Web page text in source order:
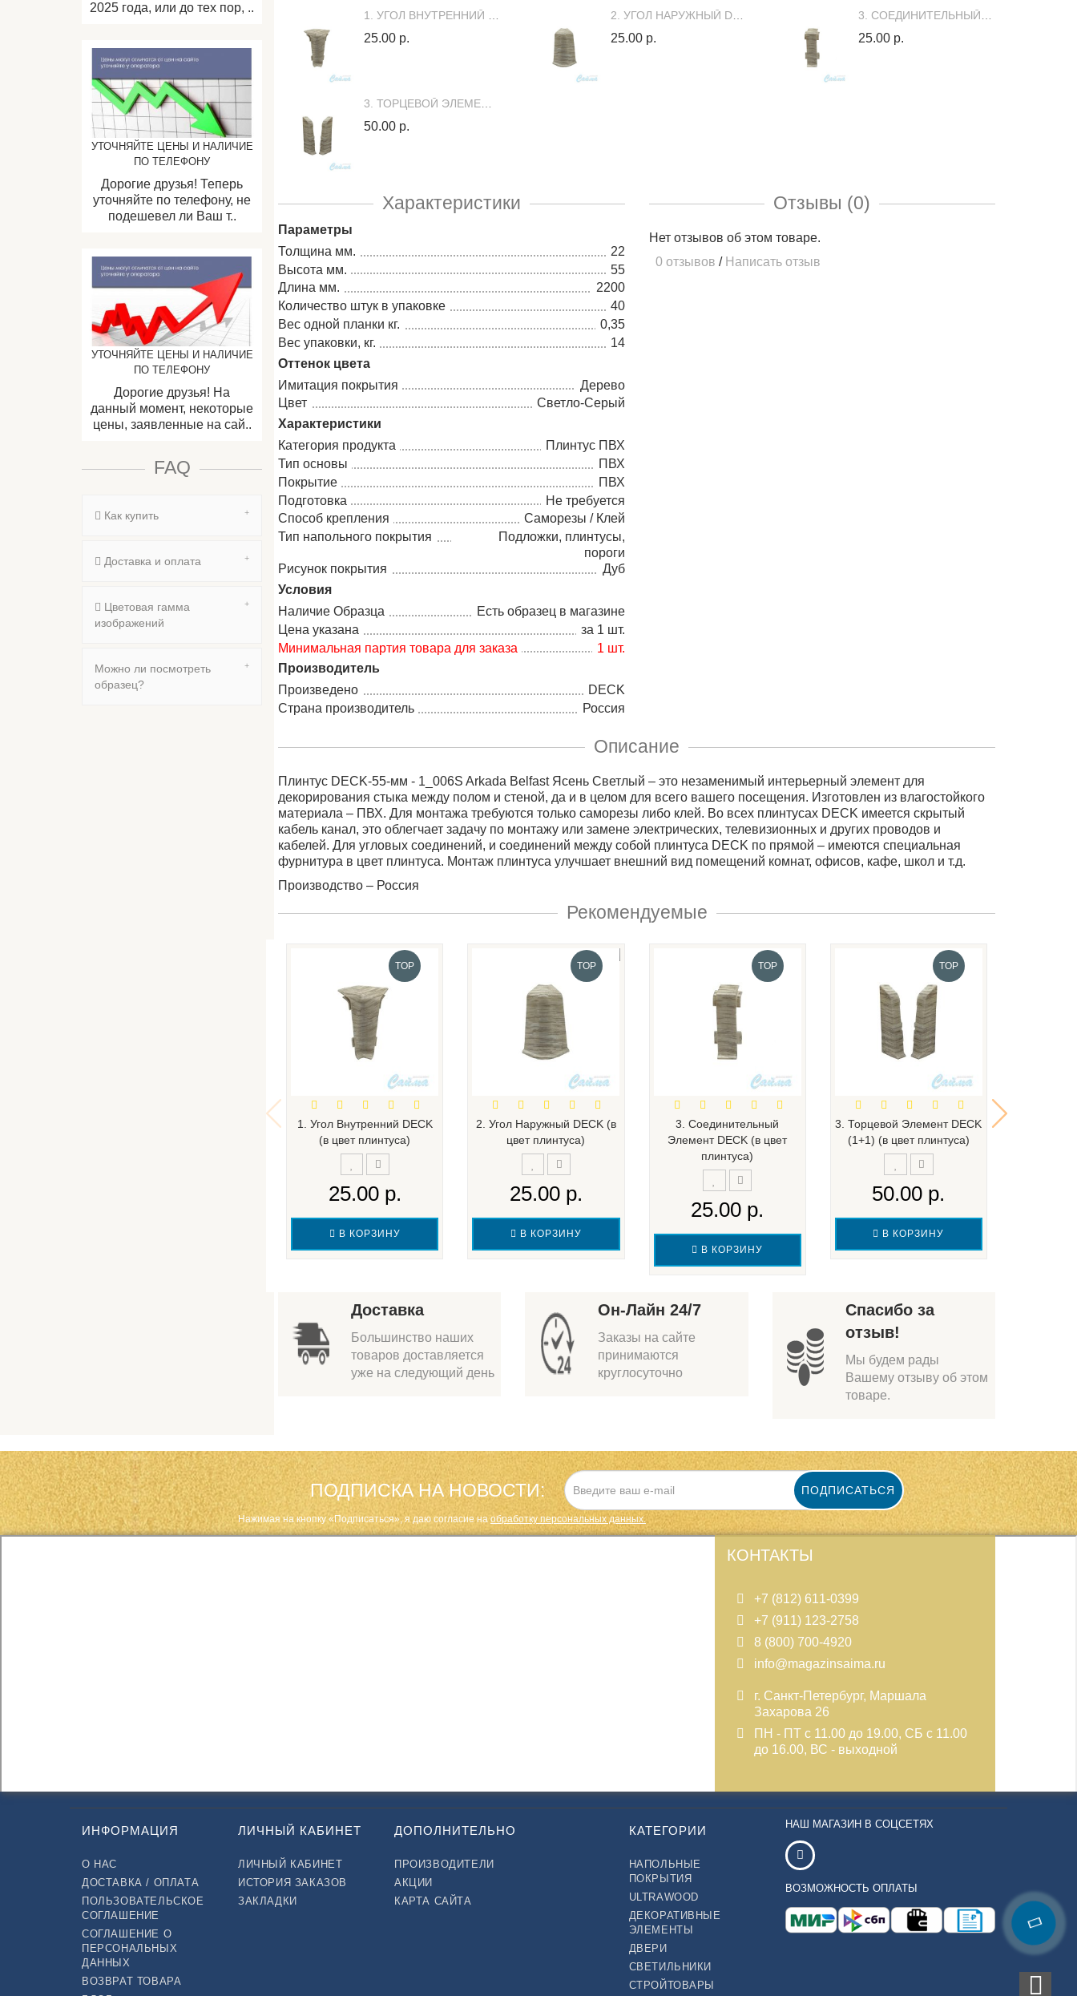
2025 года, или до тех пор, ..
УТОЧНЯЙТЕ ЦЕНЫ И НАЛИЧИЕ
ПО ТЕЛЕФОНУ
Дорогие друзья! Теперь
уточняйте по телефону, не
подешевел ли Ваш т..
УТОЧНЯЙТЕ ЦЕНЫ И НАЛИЧИЕ
ПО ТЕЛЕФОНУ
Дорогие друзья! На
данный момент, некоторые
цены, заявленные на сай..
FAQ
Как купить
Доставка и оплата
Цветовая гамма
изображений
Можно ли посмотреть
образец?
25.00 р. 25.00 р. 25.00 р.
50.00 р.
Характеристики
Параметры
Толщина мм.
22
Высота мм.
55
Длина мм.
2200
Количество штук в упаковке
40
Вес одной планки кг.
0,35
Вес упаковки, кг.
14
Оттенок цвета
Имитация покрытия
Дерево
Цвет
Светло-Серый
Характеристики
Категория продукта
Плинтус ПВХ
Тип основы
ПВХ
Покрытие
ПВХ
Подготовка
Не требуется
Способ крепления
Саморезы / Клей
Тип напольного покрытия
Подложки, плинтусы,
пороги
Рисунок покрытия
Дуб
Условия
Наличие Образца
Есть образец в магазине
Цена указана
за 1 шт.
Минимальная партия товара для заказа
1 шт.
Производитель
Произведено
DECK
Страна производитель
Россия
Отзывы (0)
Нет отзывов об этом товаре.
0 отзывов / Написать отзыв
Описание
Плинтус DECK-55-мм - 1_006S Arkada Belfast Ясень Светлый – это незаменимый интерьерный элемент для
декорирования стыка между полом и стеной, да и в целом для всего вашего посещения. Изготовлен из влагостойкого
материала – ПВХ. Для монтажа требуются только саморезы либо клей. Во всех плинтусах DECK имеется скрытый
кабель канал, это облегчает задачу по монтажу или замене электрических, телевизионных и других проводов и
кабелей. Для угловых соединений, и соединений между собой плинтуса DECK по прямой – имеются специальная
фурнитура в цвет плинтуса. Монтаж плинтуса улучшает внешний вид помещений комнат, офисов, кафе, школ и т.д.
Производство – Россия
Рекомендуемые
TOP
1. Угол Внутренний DECK
(в цвет плинтуса)
25.00 р.
В КОРЗИНУ
TOP
2. Угол Наружный DECK (в
цвет плинтуса)
25.00 р.
В КОРЗИНУ
TOP
3. Соединительный
Элемент DECK (в цвет
плинтуса)
25.00 р.
В КОРЗИНУ
TOP
3. Торцевой Элемент DECK
(1+1) (в цвет плинтуса)
50.00 р.
В КОРЗИНУ
Доставка
Большинство наших
товаров доставляется
уже на следующий день
Он-Лайн 24/7
Заказы на сайте
принимаются
круглосуточно
Спасибо за
отзыв!
Мы будем рады
Вашему отзыву об этом
товаре.
ПОДПИСКА НА НОВОСТИ: ПОДПИСАТЬСЯ
Нажимая на кнопку «Подписаться», я даю cогласие наобработку персональных данных.
КОНТАКТЫ
+7 (812) 611-0399
+7 (911) 123-2758
8 (800) 700-4920
info@magazinsaima.ru
г. Санкт-Петербург, Маршала
Захарова 26
ПН - ПТ с 11.00 до 19.00, СБ с 11.00
до 16.00, ВС - выходной
ИНФОРМАЦИЯ
О НАС
ДОСТАВКА / ОПЛАТА
ПОЛЬЗОВАТЕЛЬСКОЕ
СОГЛАШЕНИЕ
СОГЛАШЕНИЕ О
ПЕРСОНАЛЬНЫХ
ДАННЫХ
ВОЗВРАТ ТОВАРА
ЛИЧНЫЙ КАБИНЕТ
ЛИЧНЫЙ КАБИНЕТ
ИСТОРИЯ ЗАКАЗОВ
ЗАКЛАДКИ
ДОПОЛНИТЕЛЬНО
ПРОИЗВОДИТЕЛИ
АКЦИИ
КАРТА САЙТА
КАТЕГОРИИ
НАПОЛЬНЫЕ
ПОКРЫТИЯ
ULTRAWOOD
ДЕКОРАТИВНЫЕ
ЭЛЕМЕНТЫ
ДВЕРИ
СВЕТИЛЬНИКИ
СТРОЙТОВАРЫ
НАШ МАГАЗИН В СОЦСЕТЯХ
ВОЗМОЖНОСТЬ ОПЛАТЫ